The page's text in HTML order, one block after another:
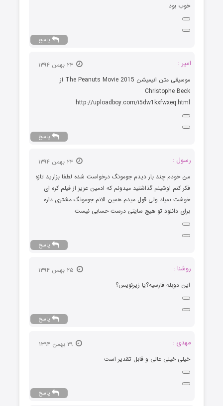
خوب بود
پاسخ
امیر :
موسیقی متن انیمیشن The Peanuts Movie 2015 از
Christophe Beck
http://uploadboy.com/i5dw1kxfwxeq.html
پاسخ
رسول :
من خودم چند بار دیدم جومونگ درخواست شده لطفا بزارید تازه
فکر کنم اوشینم گذاشتید میدونم که ادمین عزیز از فیلم کره ای
خوشت نمیاد ولی قول میدم همین الانم جومونگ مشتری داره
برای دانلود تو هیچ سایتی درست حسابی نیست
پاسخ
روشنا :
این دوبله فارسیه؟یا زیرنویس؟
پاسخ
مهدی :
خیلی خیلی عالی و قابل تقدیر است
پاسخ